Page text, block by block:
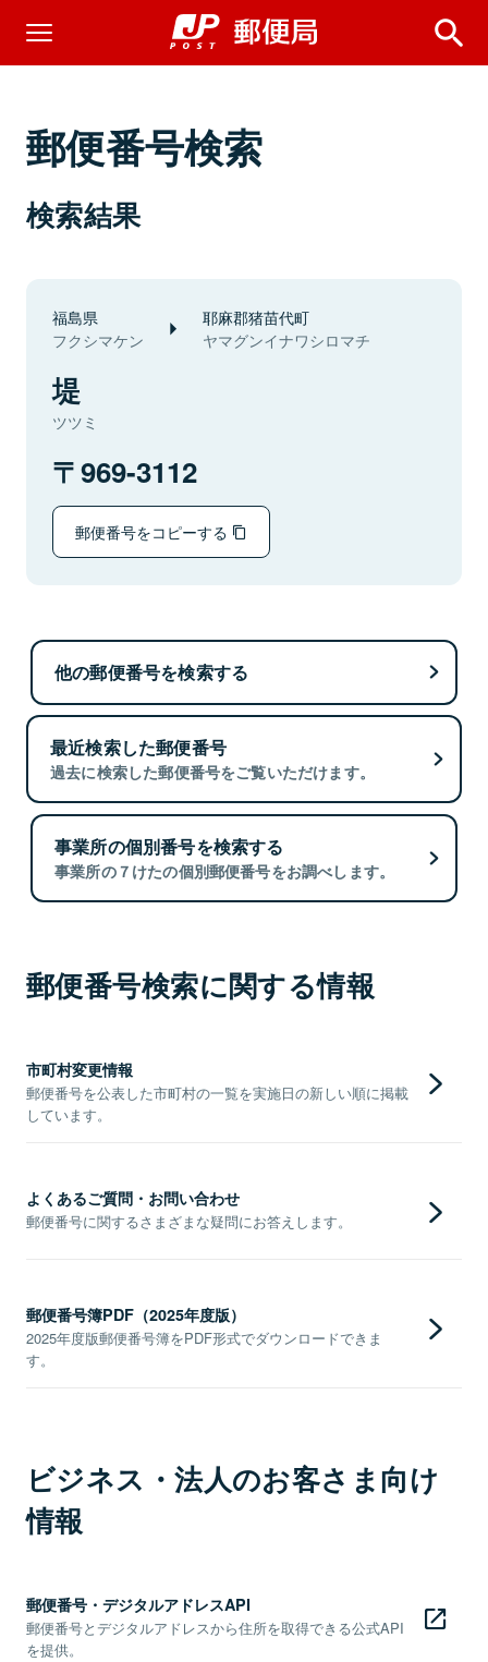
郵便番号検索
検索結果
福島県
フクシマケン
耶麻郡猪苗代町
ヤマグンイナワシロマチ
堤
ツツミ
969-3112
郵便番号をコピーする
他の郵便番号を検索する
最近検索した郵便番号
過去に検索した郵便番号をご覧いただけます。
事業所の個別番号を検索する
事業所の７けたの個別郵便番号をお調べします。
郵便番号検索に関する情報
市町村変更情報
郵便番号を公表した市町村の一覧を実施日の新しい順に掲載
しています。
よくあるご質問・お問い合わせ
郵便番号に関するさまざまな疑問にお答えします。
郵便番号簿PDF（2025年度版）
2025年度版郵便番号簿をPDF形式でダウンロードできま
す。
ビジネス・法人のお客さま向け
情報
郵便番号・デジタルアドレスAPI
郵便番号とデジタルアドレスから住所を取得できる公式API
を提供。